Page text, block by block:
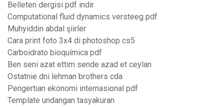
Belleten dergisi pdf indir
Computational fluid dynamics versteeg pdf
Muhyiddin abdal şiirler
Cara print foto 3x4 di photoshop cs5
Carboidrato bioquímica pdf
Ben seni azat ettim sende azad et ceylan
Ostatnie dni lehman brothers cda
Pengertian ekonomi internasional pdf
Template undangan tasyakuran